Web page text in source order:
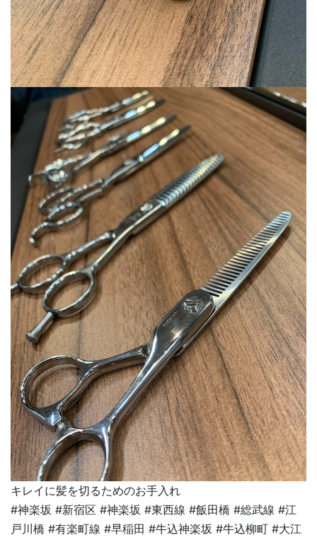
キレイに髪を切るためのお手入れ
#神楽坂 #新宿区 #神楽坂 #東西線 #飯田橋 #総武線 #江
戸川橋 #有楽町線 #早稲田 #牛込神楽坂 #牛込柳町 #大江